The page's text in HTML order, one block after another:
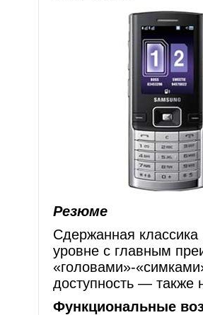
Резюме
Сдержанная
уровне с главным
«головами»-
доступность — также
Функциональные